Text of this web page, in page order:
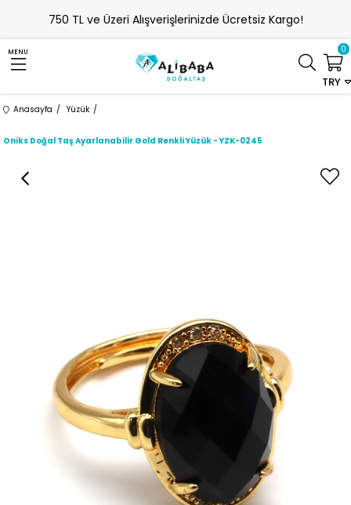
750 TL ve Üzeri Alışverişlerinizde Ücretsiz Kargo!
MENU
TRY
0
Anasayfa Yüzük
Oniks Doğal Taş Ayarlanabilir Gold Renkli Yüzük - YZK-0245